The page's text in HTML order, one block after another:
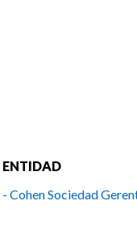
ENTIDAD
- Cohen Sociedad